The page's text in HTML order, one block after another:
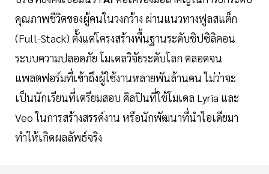
คุณภาพชีวิตของผู้คนในวงกว้าง ผ่านแนวทางฟูลสแต็ก
(Full-Stack) ตั้งแต่โครงสร้างพื้นฐานระดับชิปซิลิคอน
ระบบความปลอดภัย โมเดลวิจัยระดับโลก ตลอดจน
แพลตฟอร์มที่เข้าถึงผู้ใช้งานหลายพันล้านคน ไม่ว่าจะ
เป็นนักเรียนที่เตรียมสอบ ศิลปินที่ใช้โมเดล Lyria และ
Veo ในการสร้างสรรค์งาน หรือนักพัฒนาที่นำไอเดียมา
ทำให้เกิดผลลัพธ์จริง